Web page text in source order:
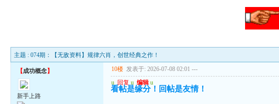
主题 : 074期：【无敌资料】规律六肖，创世经典之作！
【成功概念】
新手上路
10楼 发表于: 2026-07-08 02:01 ---
u 回复 u 编辑 u
看帖是缘分！回帖是友情！